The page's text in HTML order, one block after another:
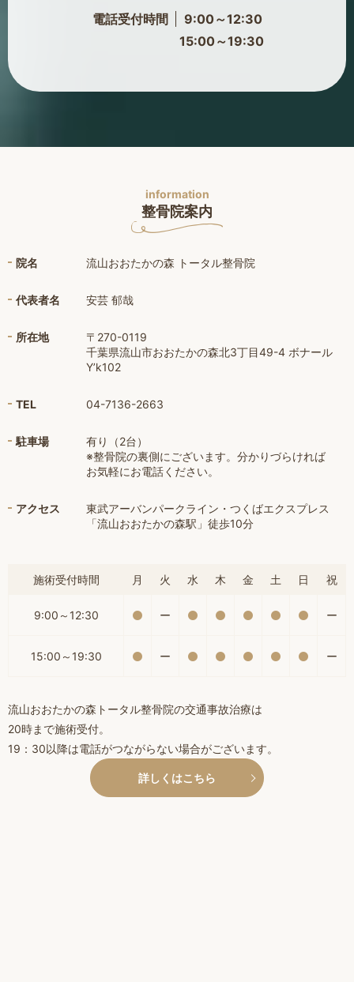
電話受付時間
9:00～12:30
15:00～19:30
information
整骨院案内
院名 流山おおたかの森 トータル整骨院
代表者名 安芸 郁哉
所在地
〒270-0119
千葉県流山市おおたかの森北3丁目49-4 ボナール
Y’k102
TEL 04-7136-2663
駐車場
有り（2台）
※整骨院の裏側にございます。分かりづらければ
お気軽にお電話ください。
アクセス
東武アーバンパークライン・つくばエクスプレス
「流山おおたかの森駅」徒歩10分
施術受付時間 月 火 水 木 金 土 日 祝
9:00～12:30 ー ー
15:00～19:30 ー ー
流山おおたかの森トータル整骨院の交通事故治療は
20時まで施術受付。
19：30以降は電話がつながらない場合がございます。
詳しくはこちら